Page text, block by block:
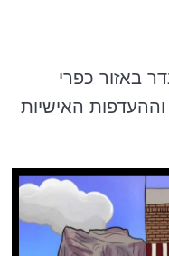
באזור כפרי
האישיות